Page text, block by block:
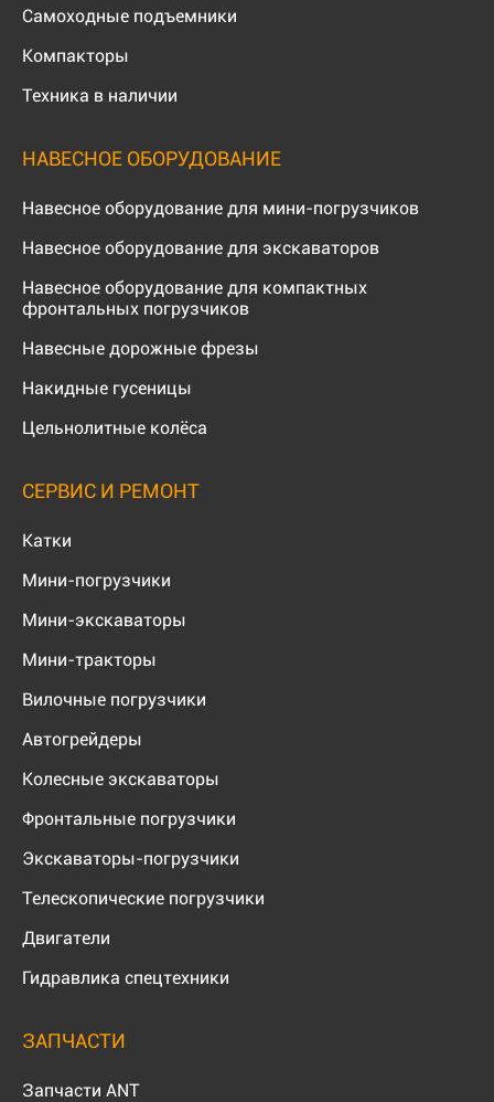
Самоходные подъемники
Компакторы
Техника в наличии
НАВЕСНОЕ ОБОРУДОВАНИЕ
Навесное оборудование для мини-погрузчиков
Навесное оборудование для экскаваторов
Навесное оборудование для компактных
фронтальных погрузчиков
Навесные дорожные фрезы
Накидные гусеницы
Цельнолитные колёса
СЕРВИС И РЕМОНТ
Катки
Мини-погрузчики
Мини-экскаваторы
Мини-тракторы
Вилочные погрузчики
Автогрейдеры
Колесные экскаваторы
Фронтальные погрузчики
Экскаваторы-погрузчики
Телескопические погрузчики
Двигатели
Гидравлика спецтехники
ЗАПЧАСТИ
Запчасти ANT